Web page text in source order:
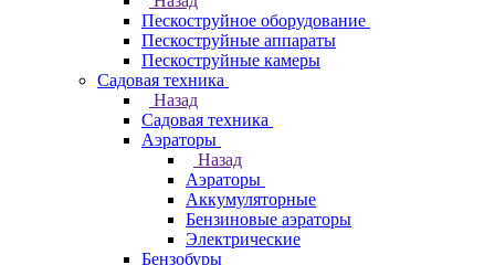
Пескоструйное оборудование
Пескоструйные аппараты
Пескоструйные камеры
Садовая техника
Назад
Садовая техника
Аэраторы
Назад
Аэраторы
Аккумуляторные
Бензиновые аэраторы
Электрические
Бензобуры